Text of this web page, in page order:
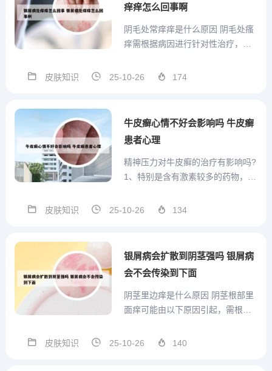
痒痒怎么回事啊
阴毛处常痒痒是什么原因 阴毛处瘙
痒需根据病因进行针对性治疗，具
等真菌引起，典型表现为瘙痒、发
膏，每日1-2次，持续2-4周。同时
皮肤知识 25-10-26 174
牛皮癣心情不好会影响吗 牛皮癣
患者心理
精神压力对牛皮癣的治疗有影响吗?
1、特别是含有激素较多的药物，如
改善病情，但长期使用会对牛皮癣
至引发骨质疏松症。因此，牛皮癣
皮肤知识 25-10-26 134
银屑病会扩散到阴茎强吗 银屑病
会不会传染到下面
阴茎里边痒是什么原因 阴茎根部里
面痒可能由以下原因引起，需根据
素细菌、真菌或病毒感染是常见原
皮肤知识 25-10-26 140